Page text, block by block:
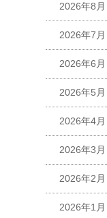
2026年8月
2026年7月
2026年6月
2026年5月
2026年4月
2026年3月
2026年2月
2026年1月